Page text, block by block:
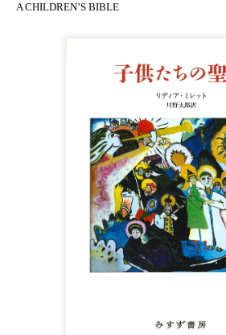
A CHILDREN’S BIBLE